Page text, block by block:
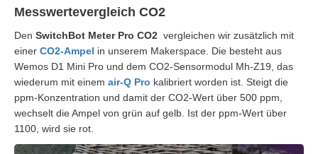
Messwertevergleich CO2
Den SwitchBot Meter Pro CO2 vergleichen wir zusätzlich mit
einer CO2-Ampel in unserem Makerspace. Die besteht aus
Wemos D1 Mini Pro und dem CO2-Sensormodul Mh-Z19, das
wiederum mit einem air-Q Pro kalibriert worden ist. Steigt die
ppm-Konzentration und damit der CO2-Wert über 500 ppm,
wechselt die Ampel von grün auf gelb. Ist der ppm-Wert über
1100, wird sie rot.